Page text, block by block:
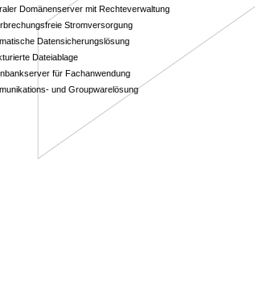
Domänenserver mit Rechteverwaltung
Stromversorgung
Datensicherungslösung
Dateiablage
für Fachanwendung
und Groupwarelösung